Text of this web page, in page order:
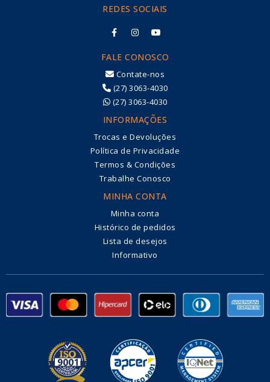
REDES SOCIAIS
FALE CONOSCO
Contate-nos
(27) 3063-4030
(27) 3063-4030
INFORMAÇÕES
Trocas e Devoluções
Política de Privacidade
Termos & Condições
Trabalhe Conosco
MINHA CONTA
Minha conta
Histórico de pedidos
Lista de desejos
Informativo